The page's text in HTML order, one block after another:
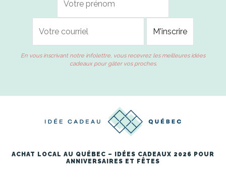
En vous inscrivant notre infolettre, vous recevrez les meilleures idées
cadeaux pour gâter vos proches.
ACHAT LOCAL AU QUÉBEC – IDÉES CADEAUX 2026 POUR
ANNIVERSAIRES ET FÊTES